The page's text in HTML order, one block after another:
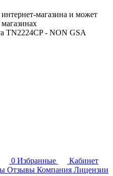
магазина и может
TN2224CP - NON GSA
0 Избранные
Кабинет
Отзывы Компания Лицензии